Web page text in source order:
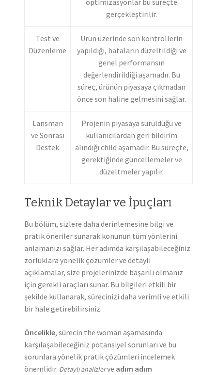
gerçekleştirilir.
Test ve
Düzenleme
Ürün üzerinde son kontrollerin
yapıldığı, hataların düzeltildiği ve
genel performansın
değerlendirildiği aşamadır. Bu
süreç, ürünün piyasaya çıkmadan
önce son haline gelmesini sağlar.
Lansman
ve Sonrası
Destek
Projenin piyasaya sürüldüğü ve
kullanıcılardan geri bildirim
alındığı child aşamadır. Bu süreçte,
gerektiğinde güncellemeler ve
düzeltmeler yapılır.
Teknik Detaylar ve İpuçları
Bu bölüm, sizlere daha derinlemesine bilgi ve
pratik öneriler sunarak konunun tüm yönlerini
anlamanızı sağlar. Her adımda karşılaşabileceğiniz
zorluklara yönelik çözümler ve detaylı
açıklamalar, size projelerinizde başarılı olmanız
için gerekli araçları sunar. Bu bilgileri etkili bir
şekilde kullanarak, sürecinizi daha verimli ve etkili
bir hale getirebilirsiniz.
Öncelikle, sürecin the woman aşamasında
karşılaşabileceğiniz potansiyel sorunları ve bu
sorunlara yönelik pratik çözümleri incelemek
önemlidir. Detaylı analizlerve adım adım